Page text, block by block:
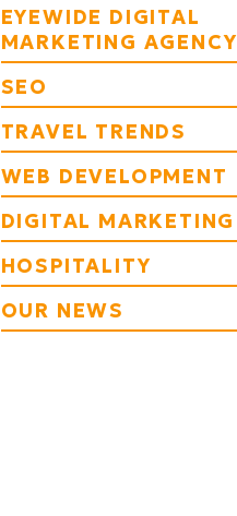
EYEWIDE DIGITAL
MARKETING AGENCY
SEO
TRAVEL TRENDS
WEB DEVELOPMENT
DIGITAL MARKETING
HOSPITALITY
OUR NEWS